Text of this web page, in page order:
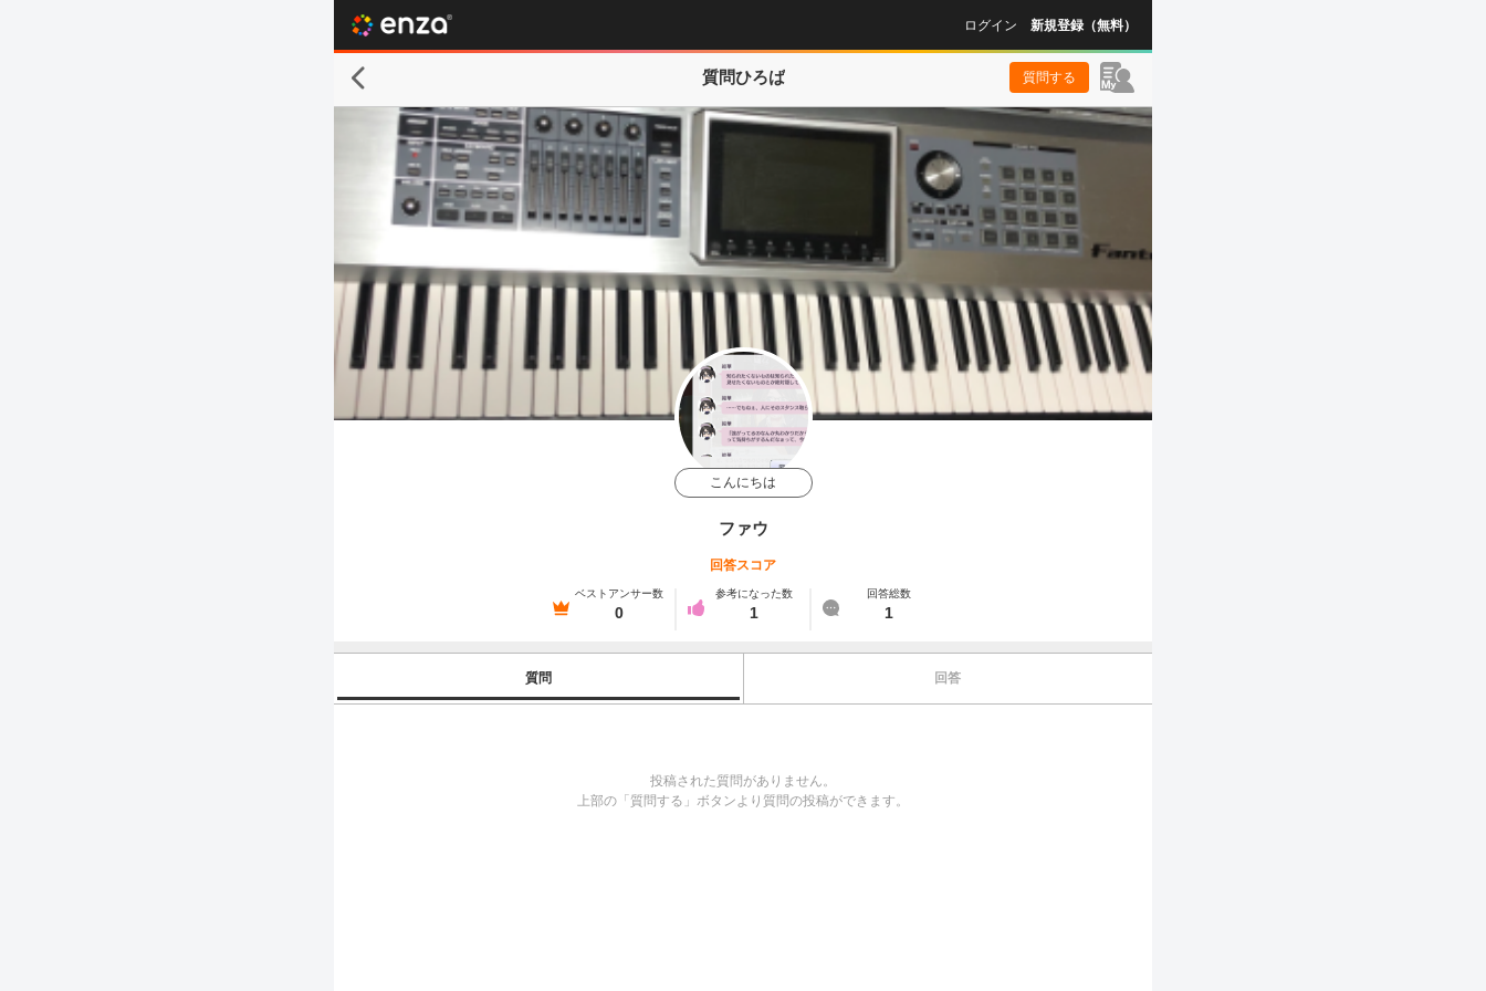
ログイン 新規登録（無料）
質問ひろば 質問する
こんにちは
ファウ
回答スコア
ベストアンサー数
0
参考になった数
1
回答総数
1
質問 回答
投稿された質問がありません。
上部の「質問する」ボタンより質問の投稿ができます。